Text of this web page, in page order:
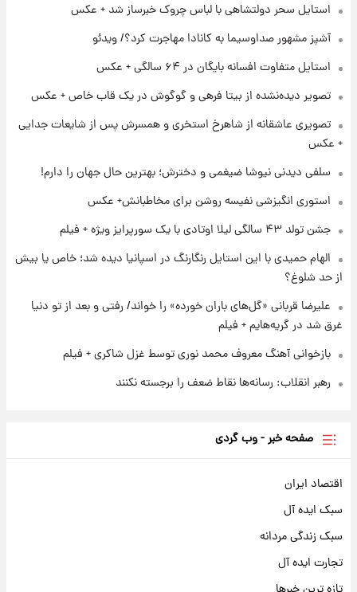
۲۳ ساعت پیش
لحظه برخورد رعد و برق به ساختمان مرکز تجارت
جهانی در آمریکا + فیلم
برای اولین بار؛ انتشار تصاویری از رهبر جدید
انقلاب/ویدیو
تصاویر عمامه بستن به شیوه خاتمی/ویدیو
استایل سحر دولتشاهی با لباس چروک خبرساز شد + عکس
آشپز مشهور صداوسیما به کانادا مهاجرت کرد؟/ ویدئو
استایل متفاوت افسانه بایگان در ۶۴ سالگی + عکس
تصویر دیده‌نشده از بیتا فرهی و گوگوش در یک قاب خاص + عکس
تصویری عاشقانه از شاهرخ استخری و همسرش پس از شایعات جدایی
+ عکس
سلفی دیدنی نیوشا ضیغمی و دخترش؛ بهترین حال جهان را دارم!
استوری انگیزشی نفیسه روشن برای مخاطبانش+ عکس
جشن تولد ۴۳ سالگی لیلا اوتادی با یک سورپرایز ویژه + فیلم
الهام حمیدی با این استایل رنگارنگ در اسپانیا دیده شد؛ خاص یا بیش
از حد شلوغ؟
علیرضا قربانی «گل‌های باران خورده» را خواند/ رفتی و بعد از تو دنیا
غرق شد در گریه‌هایم + فیلم
بازخوانی آهنگ معروف محمد نوری توسط غزل شاکری + فیلم
رهبر انقلاب: رسانه‌ها نقاط ضعف را برجسته نکنند
صفحه خبر - وب گردی
اقتصاد ایران
سبک ایده آل
سبک زندگی مردانه
تجارت ایده آل